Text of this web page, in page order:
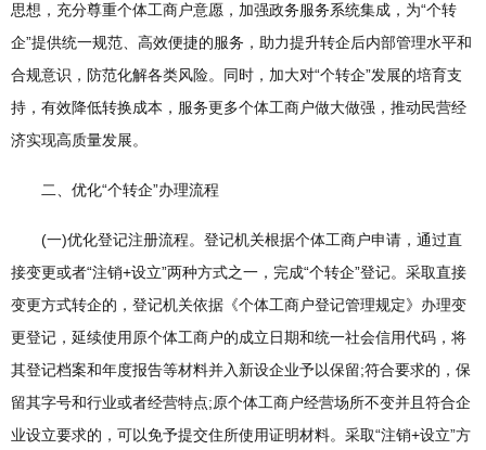
思想，充分尊重个体工商户意愿，加强政务服务系统集成，为“个转
企”提供统一规范、高效便捷的服务，助力提升转企后内部管理水平和
合规意识，防范化解各类风险。同时，加大对“个转企”发展的培育支
持，有效降低转换成本，服务更多个体工商户做大做强，推动民营经
济实现高质量发展。
二、优化“个转企”办理流程
(一)优化登记注册流程。登记机关根据个体工商户申请，通过直
接变更或者“注销+设立”两种方式之一，完成“个转企”登记。采取直接
变更方式转企的，登记机关依据《个体工商户登记管理规定》办理变
更登记，延续使用原个体工商户的成立日期和统一社会信用代码，将
其登记档案和年度报告等材料并入新设企业予以保留;符合要求的，保
留其字号和行业或者经营特点;原个体工商户经营场所不变并且符合企
业设立要求的，可以免予提交住所使用证明材料。采取“注销+设立”方